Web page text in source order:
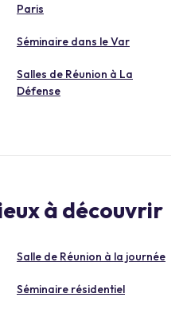
Paris
Séminaire dans le Var
Salles de Réunion à La
Défense
à découvrir
Salle de Réunion à la journée
Séminaire résidentiel